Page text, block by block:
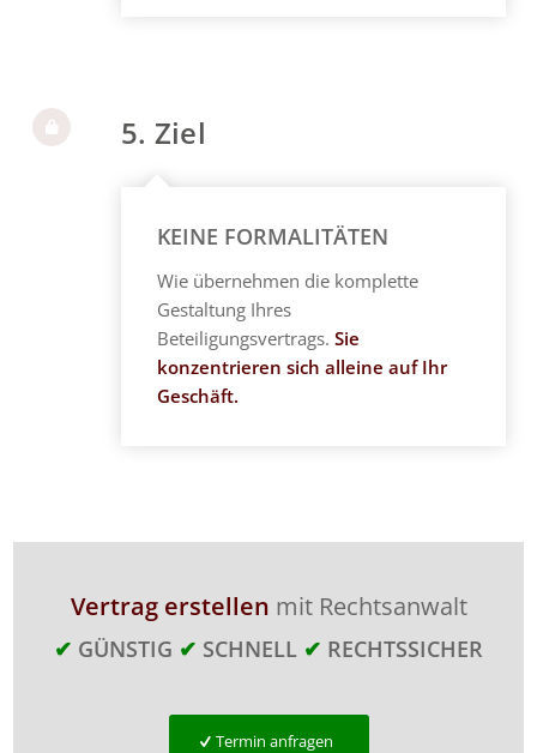
5. Ziel
KEINE FORMALITÄTEN
Wie übernehmen die komplette
Gestaltung Ihres
Beteiligungsvertrags.Sie
konzentrieren sich alleine auf Ihr
Geschäft.
Vertrag erstellen mit Rechtsanwalt
✔ GÜNSTIG ✔ SCHNELL ✔ RECHTSSICHER
Termin anfragen